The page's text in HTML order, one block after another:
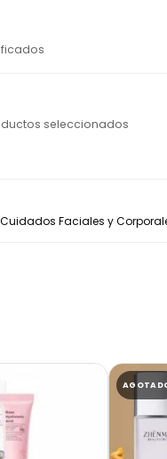
seleccionados
Cuidados Faciales y